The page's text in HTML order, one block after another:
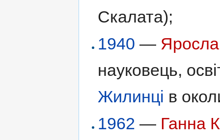
Скалата);
1940 —
науковець,
Жилинці в
1962 — Ганна